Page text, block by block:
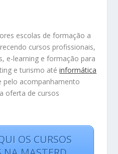
escolas de formação a
cursos profissionais,
e-learning e formação para
e turismo atéinformática
pelo acompanhamento
oferta de cursos
OS CURSOS